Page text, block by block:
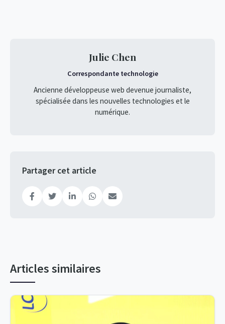
Julie Chen
Correspondante technologie
Ancienne développeuse web devenue journaliste,
spécialisée dans les nouvelles technologies et le
numérique.
Partager cet article
Articles similaires